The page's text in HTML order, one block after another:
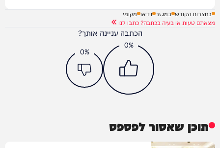
בחצרות הקודש במגזר וידאו מקומי
מצאתם טעות או בעיה בכתבה? כתבו לנו
הכתבה עניינה אותך?
0%
0%
תוכן שאסור לפספס